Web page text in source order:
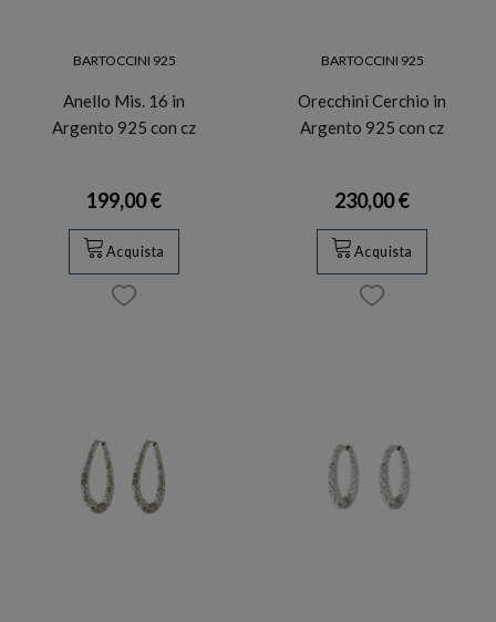
BARTOCCINI 925
Anello Mis. 16 in
Argento 925 con cz
199,00 €
Acquista
BARTOCCINI 925
Orecchini Cerchio in
Argento 925 con cz
230,00 €
Acquista